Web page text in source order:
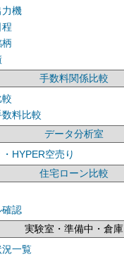
力機
手数料関係比較
料比較
データ分析室
HYPER空売り
住宅ローン比較
確認
実験室・準備中・倉庫
一覧